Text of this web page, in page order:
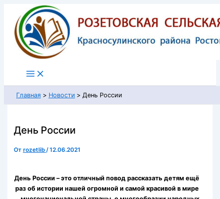
Перейти
содержимому
Главная Новости День России
День России
От rozetlib /12.06.2021
День России – это отличный повод рассказать детям ещё
раз об истории нашей огромной и самой красивой в мире